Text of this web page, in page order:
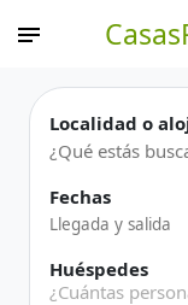
Localidad o
Fechas
Huéspedes
¿Cuántas